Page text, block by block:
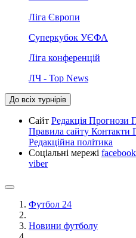
Ліга Європи
Суперкубок УЄФА
Ліга конференцій
ЛЧ - Top News
До всіх турнірів
Сайт Редакція Прогнози
Правила сайту Контакти
Редакційна політика
Соціальні мережі facebook
viber
Футбол 24
Новини футболу